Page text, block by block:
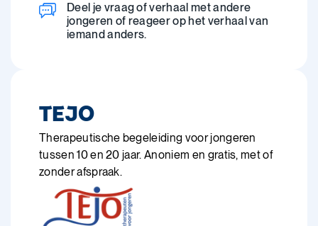
Deel je vraag of verhaal met andere
jongeren of reageer op het verhaal van
iemand anders.
TEJO
Therapeutische begeleiding voor jongeren
tussen 10 en 20 jaar. Anoniem en gratis, met of
zonder afspraak.